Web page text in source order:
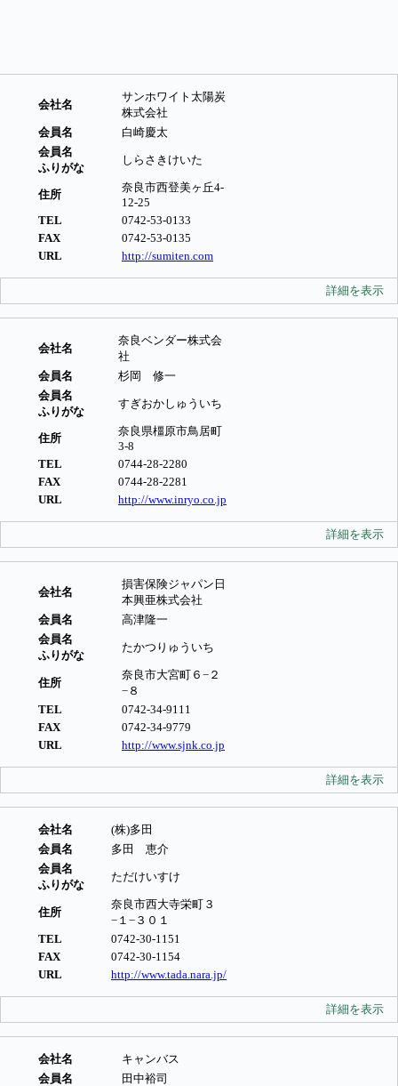
会社名
サンホワイト太陽炭
株式会社
会員名
白崎慶太
会員名
ふりがな
しらさきけいた
住所
奈良市西登美ヶ丘4-
12-25
TEL
0742-53-0133
FAX
0742-53-0135
URL
http://sumiten.com
詳細を表示
会社名
奈良ベンダー株式会
社
会員名
杉岡 修一
会員名
ふりがな
すぎおかしゅういち
住所
奈良県橿原市鳥居町
3-8
TEL
0744-28-2280
FAX
0744-28-2281
URL
http://www.inryo.co.jp
詳細を表示
会社名
損害保険ジャパン日
本興亜株式会社
会員名
高津隆一
会員名
ふりがな
たかつりゅういち
住所
奈良市大宮町６−２
−８
TEL
0742-34-9111
FAX
0742-34-9779
URL
http://www.sjnk.co.jp
詳細を表示
会社名
(株)多田
会員名
多田 恵介
会員名
ふりがな
ただけいすけ
住所
奈良市西大寺栄町３
−１−３０１
TEL
0742-30-1151
FAX
0742-30-1154
URL
http://www.tada.nara.jp/
詳細を表示
会社名
キャンバス
会員名
田中裕司